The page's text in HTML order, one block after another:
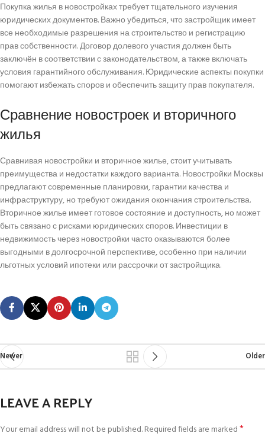
Покупка жилья в новостройках требует тщательного изучения
юридических документов. Важно убедиться, что застройщик имеет
все необходимые разрешения на строительство и регистрацию
прав собственности. Договор долевого участия должен быть
заключён в соответствии с законодательством, а также включать
условия гарантийного обслуживания. Юридические аспекты покупки
помогают избежать споров и обеспечить защиту прав покупателя.
Сравнение новостроек и вторичного
жилья
Сравнивая новостройки и вторичное жилье, стоит учитывать
преимущества и недостатки каждого варианта. Новостройки Москвы
предлагают современные планировки, гарантии качества и
инфраструктуру, но требуют ожидания окончания строительства.
Вторичное жилье имеет готовое состояние и доступность, но может
быть связано с рисками юридических споров. Инвестиции в
недвижимость через новостройки часто оказываются более
выгодными в долгосрочной перспективе, особенно при наличии
льготных условий ипотеки или рассрочки от застройщика.
Newer Older
LEAVE A REPLY
Your email address will not be published.Required fields are marked*